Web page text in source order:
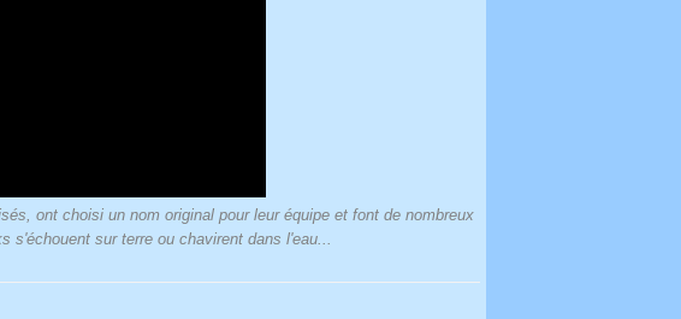
ont choisi un nom original pour leur équipe et font de nombreux
s'échouent sur terre ou chavirent dans l'eau...